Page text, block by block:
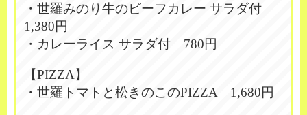
・世羅みのり牛のビーフカレー サラダ付
1,380円
・カレーライス サラダ付 780円
【PIZZA】
・世羅トマトと松きのこのPIZZA 1,680円